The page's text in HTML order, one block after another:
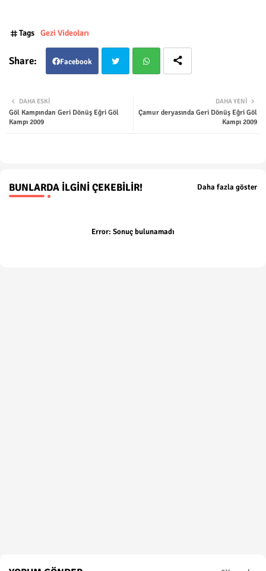
Tags Gezi Videoları
Facebook
ter tsap
DAHA YENI
Çamur deryasında Geri Dönüş Eğri Göl
Kampı 2009
DAHA ESKI
Göl Kampından Geri Dönüş Eğri Göl
Kampı 2009
BUNLARDA İLGINI ÇEKEBILIR! Daha fazla göster
Error: Sonuç bulunamadı